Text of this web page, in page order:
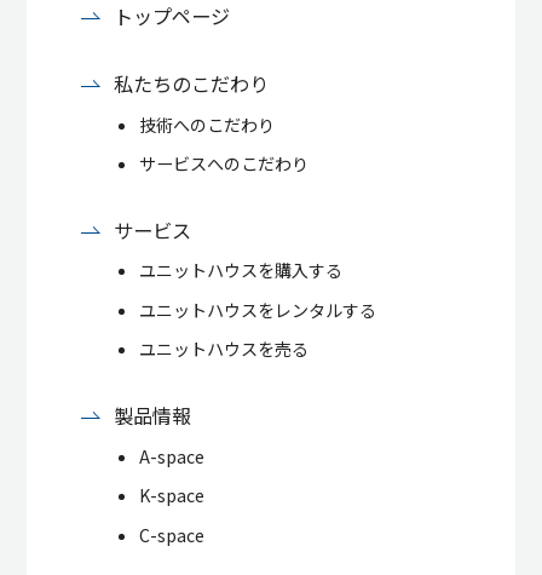
トップページ
私たちのこだわり
技術へのこだわり
サービスへのこだわり
サービス
ユニットハウスを購入する
ユニットハウスをレンタルする
ユニットハウスを売る
製品情報
A-space
K-space
C-space